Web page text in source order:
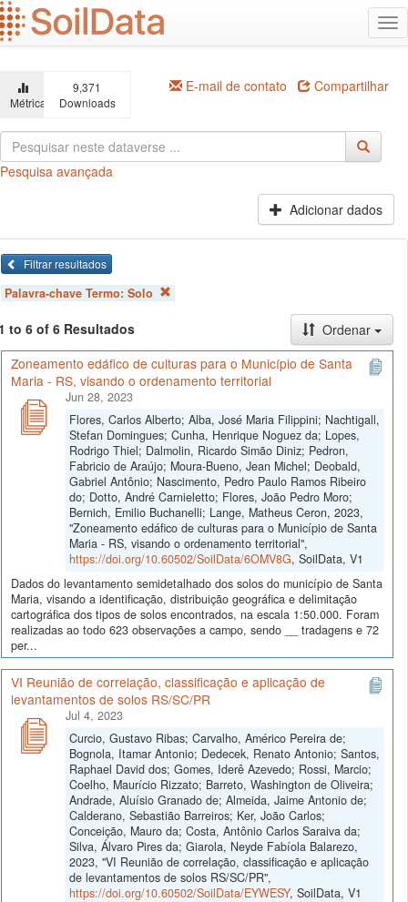
Ir
para
o
principal
Métricas
9,371
Downloads
E-mail de contato Compartilhar
Pesquisa avançada
Adicionar dados
Filtrar resultados
Palavra-chave Termo: Solo
to 6 of 6 Resultados
Ordenar
Zoneamento edáfico de culturas para o Município de Santa
Maria - RS, visando o ordenamento territorial
Jun 28, 2023
Flores, Carlos Alberto; Alba, José Maria Filippini; Nachtigall,
Stefan Domingues; Cunha, Henrique Noguez da; Lopes,
Rodrigo Thiel; Dalmolin, Ricardo Simão Diniz; Pedron,
Fabricio de Araújo; Moura-Bueno, Jean Michel; Deobald,
Gabriel Antônio; Nascimento, Pedro Paulo Ramos Ribeiro
do; Dotto, André Carnieletto; Flores, João Pedro Moro;
Bernich, Emilio Buchanelli; Lange, Matheus Ceron, 2023,
"Zoneamento edáfico de culturas para o Município de Santa
Maria - RS, visando o ordenamento territorial",
https://doi.org/10.60502/SoilData/6OMV8G, SoilData, V1
Dados do levantamento semidetalhado dos solos do município de Santa
Maria, visando a identificação, distribuição geográfica e delimitação
cartográfica dos tipos de solos encontrados, na escala 1:50.000. Foram
realizadas ao todo 623 observações a campo, sendo __ tradagens e 72
per...
VI Reunião de correlação, classificação e aplicação de
levantamentos de solos RS/SC/PR
Jul 4, 2023
Curcio, Gustavo Ribas; Carvalho, Américo Pereira de;
Bognola, Itamar Antonio; Dedecek, Renato Antonio; Santos,
Raphael David dos; Gomes, Iderê Azevedo; Rossi, Marcio;
Coelho, Maurício Rizzato; Barreto, Washington de Oliveira;
Andrade, Aluísio Granado de; Almeida, Jaime Antonio de;
Calderano, Sebastião Barreiros; Ker, João Carlos;
Conceição, Mauro da; Costa, Antônio Carlos Saraiva da;
Silva, Álvaro Pires da; Giarola, Neyde Fabíola Balarezo,
2023, "VI Reunião de correlação, classificação e aplicação
de levantamentos de solos RS/SC/PR",
https://doi.org/10.60502/SoilData/EYWESY, SoilData, V1